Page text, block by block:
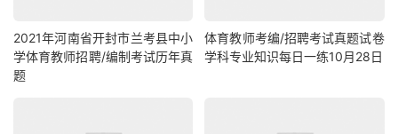
2021年河南省开封市兰考县中小
学体育教师招聘/编制考试历年真
题
体育教师考编/招聘考试真题试卷
学科专业知识每日一练10月28日